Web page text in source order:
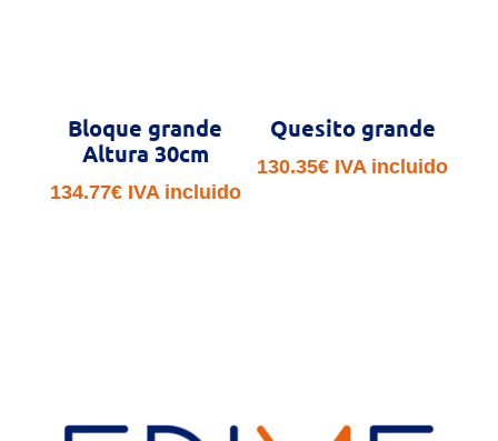
Bloque grande
Altura 30cm
134.77€ IVA incluido
Quesito grande
130.35€ IVA incluido